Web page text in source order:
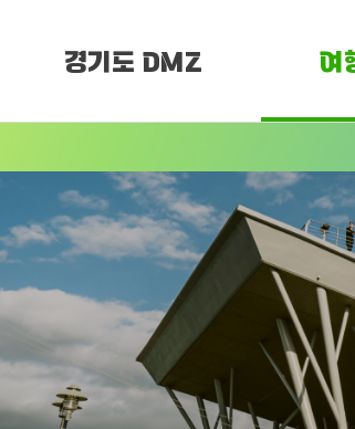
경기도 DMZ
DMZ 소개
DMZ OPEN 페스티벌
여
여
임
평